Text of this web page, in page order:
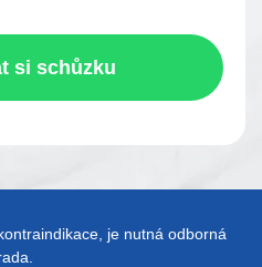
si schůzku
je nutná odborná